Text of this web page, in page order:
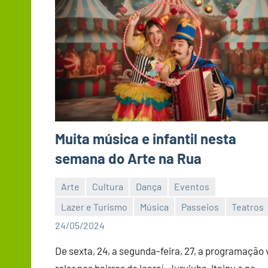
Muita música e infantil nesta
semana do Arte na Rua
Arte Cultura Dança
Eventos
Lazer e Turismo
Música Passeios
Teatros
24/05/2024
Editor
De sexta, 24, a segunda-feira, 27, a programação